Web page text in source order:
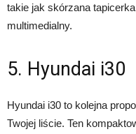
takie jak skórzana
multimedialny.
5. Hyundai i30
Hyundai i30 to kolejna
Twojej liście. Ten